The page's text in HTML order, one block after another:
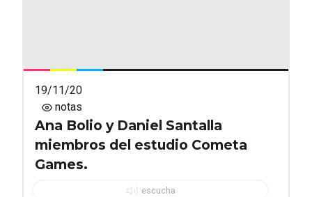
Ana Bolio y Daniel Santalla
miembros del estudio Cometa
Games.
19/11/20
notas
escucha